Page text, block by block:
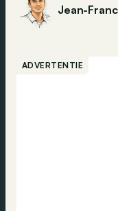
Jean-
ADVERTENTIE